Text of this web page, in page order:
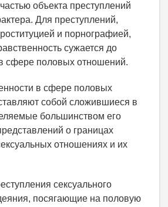
объекта преступлений
Для преступлений,
и порнографией,
сужается до
сфере половых отношений.
в сфере половых
собой сложившиеся в
большинством его
о границах
отношениях и их
сексуального
посягающие на половую